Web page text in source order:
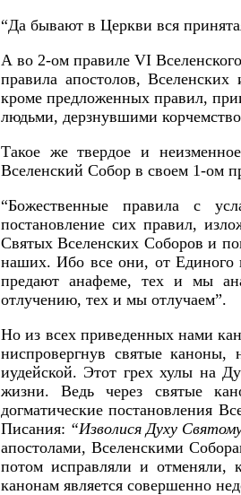
“Да бывают в Церкви вся
А во 2-ом правиле VI
правила апостолов,
кроме предложенных правил,
людьми, дерзнувшими
Такое же твердое и
Вселенский Собор в своем 1-ом
“Божественные правила с
постановление сих правил,
Святых Вселенских Соборов и
наших. Ибо все они, от Единого
предают анафеме, тех и мы
отлучению, тех и мы отлучаем”.
Но из всех приведенных нами
ниспровергнув святые
иудейской. Этот грех хулы на
жизни. Ведь через святые
догматические постановления
Писания: “Изволися Духу
апостолами, Вселенскими
потом исправляли и
канонам является совершенно